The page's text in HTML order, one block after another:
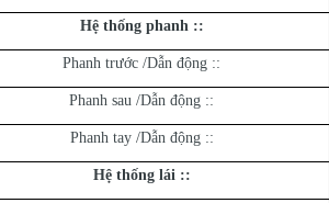
Hệ thống phanh ::
Phanh trước /Dẫn động ::
Phanh sau /Dẫn động ::
Phanh tay /Dẫn động ::
Hệ thống lái ::